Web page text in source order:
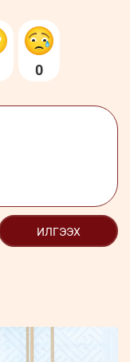
0
ИЛГЭЭХ